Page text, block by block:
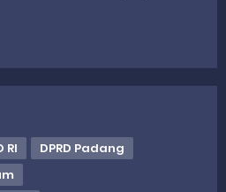
RI
DPRD Padang